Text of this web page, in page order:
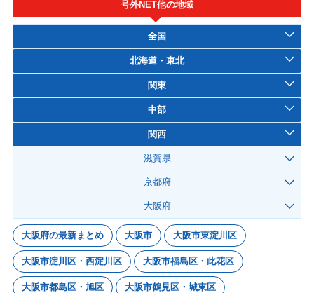
号外NET他の地域
全国
北海道・東北
関東
中部
関西
滋賀県
京都府
大阪府
大阪府の最新まとめ 大阪市 大阪市東淀川区
大阪市淀川区・西淀川区 大阪市福島区・此花区
大阪市都島区・旭区 大阪市鶴見区・城東区